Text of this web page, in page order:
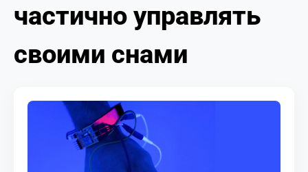
ПЕРСОНАЛИИ
КОНТАКТЫ
частично управлять
своими снами